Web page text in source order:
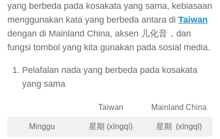
yang berbeda pada kosakata yang sama, kebiasaan
menggunakan kata yang berbeda antara di Taiwan
dengan di Mainland China, aksen 儿化音，dan
fungsi tombol yang kita gunakan pada sosial media.
Pelafalan nada yang berbeda pada kosakata
yang sama
Taiwan Mainland China
Minggu 星期 (xīngqí) 星期 (xīngqī)